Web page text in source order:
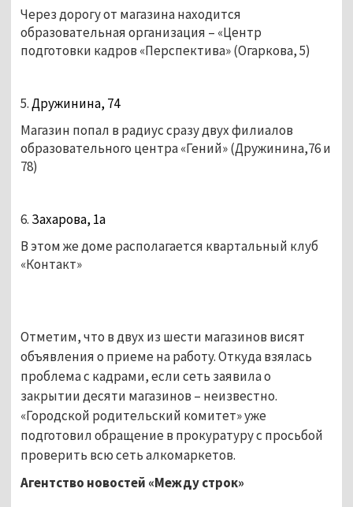
Через дорогу от магазина находится
образовательная организация – «Центр
подготовки кадров «Перспектива» (Огаркова, 5)
5.Дружинина, 74
Магазин попал в радиус сразу двух филиалов
образовательного центра «Гений» (Дружинина,76 и
78)
6. Захарова, 1а
В этом же доме располагается квартальный клуб
«Контакт»
Отметим, что в двух из шести магазинов висят
объявления о приеме на работу. Откуда взялась
проблема с кадрами, если сеть заявила о
закрытии десяти магазинов – неизвестно.
«Городской родительский комитет» уже
подготовил обращение в прокуратуру с просьбой
проверить всю сеть алкомаркетов.
Агентство новостей «Между строк»